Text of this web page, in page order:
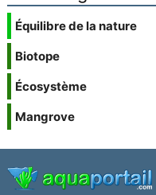
Équilibre de la nature
Biotope
Écosystème
Mangrove